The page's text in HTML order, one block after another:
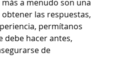
a menudo son una
las respuestas,
permítanos
debe hacer antes,
de